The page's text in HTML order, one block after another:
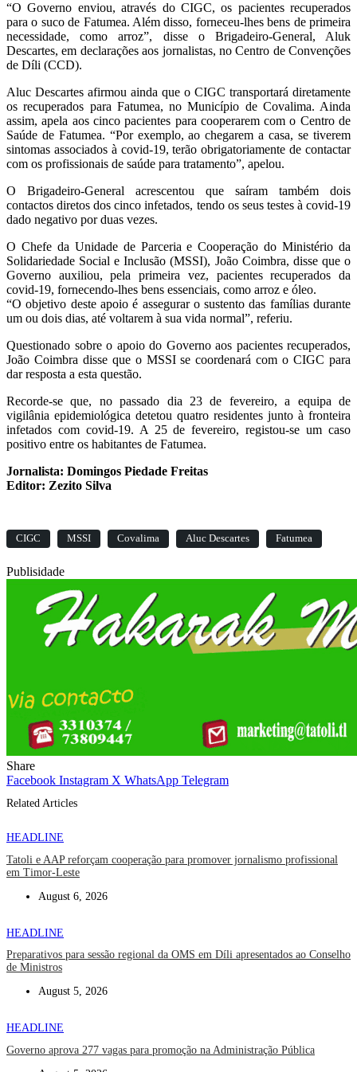
“O Governo enviou, através do CIGC, os pacientes recuperados
para o suco de Fatumea. Além disso, forneceu-lhes bens de primeira
necessidade, como arroz”, disse o Brigadeiro-General, Aluk
Descartes, em declarações aos jornalistas, no Centro de Convenções
de Díli (CCD).
Aluc Descartes afirmou ainda que o CIGC transportará diretamente
os recuperados para Fatumea, no Município de Covalima. Ainda
assim, apela aos cinco pacientes para cooperarem com o Centro de
Saúde de Fatumea. “Por exemplo, ao chegarem a casa, se tiverem
sintomas associados à covid-19, terão obrigatoriamente de contactar
com os profissionais de saúde para tratamento”, apelou.
O Brigadeiro-General acrescentou que saíram também dois
contactos diretos dos cinco infetados, tendo os seus testes à covid-19
dado negativo por duas vezes.
O Chefe da Unidade de Parceria e Cooperação do Ministério da
Solidariedade Social e Inclusão (MSSI), João Coimbra, disse que o
Governo auxiliou, pela primeira vez, pacientes recuperados da
covid-19, fornecendo-lhes bens essenciais, como arroz e óleo.
“O objetivo deste apoio é assegurar o sustento das famílias durante
um ou dois dias, até voltarem à sua vida normal”, referiu.
Questionado sobre o apoio do Governo aos pacientes recuperados,
João Coimbra disse que o MSSI se coordenará com o CIGC para
dar resposta a esta questão.
Recorde-se que, no passado dia 23 de fevereiro, a equipa de
vigilânia epidemiológica detetou quatro residentes junto à fronteira
infetados com covid-19. A 25 de fevereiro, registou-se um caso
positivo entre os habitantes de Fatumea.
Jornalista: Domingos Piedade Freitas
Editor: Zezito Silva
CIGC MSSI Covalima Aluc Descartes Fatumea
Publisidade
Share
Facebook Instagram X WhatsApp Telegram
Related Articles
HEADLINE
Tatoli e AAP reforçam cooperação para promover jornalismo profissional
em Timor-Leste
August 6, 2026
HEADLINE
Preparativos para sessão regional da OMS em Díli apresentados ao Conselho
de Ministros
August 5, 2026
HEADLINE
Governo aprova 277 vagas para promoção na Administração Pública